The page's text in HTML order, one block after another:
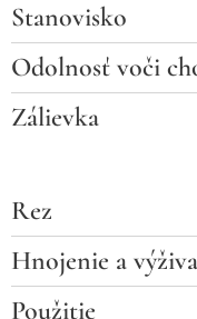
Stanovisko
Odolnosť voči
Zálievka
Rez
Hnojenie a výživa
Použitie